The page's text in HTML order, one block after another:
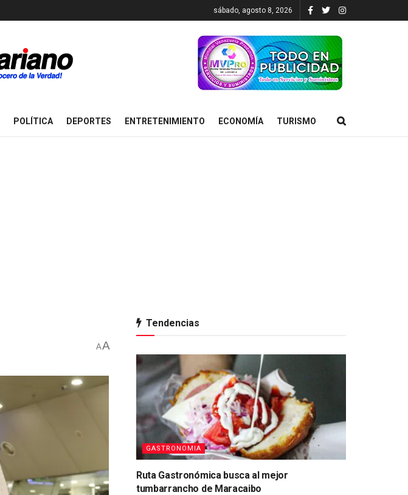
sábado, agosto 8, 2026
POLÍTICA DEPORTES ENTRETENIMIENTO ECONOMÍA TURISMO
AA
Tendencias
GASTRONOMIA
Ruta Gastronómica busca al mejor
tumbarrancho de Maracaibo